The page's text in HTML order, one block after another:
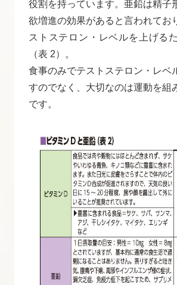
役割を持っています。亜鉛は精子
欲増進の効果があると言われてお
ストステロン・レベルを上げる
（表 2）。
食事のみでテストステロン・レベ
すのでなく、大切なのは運動を組
です。